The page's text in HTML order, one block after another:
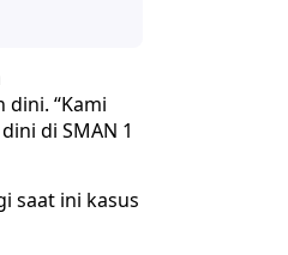
“Kami
di SMAN 1
saat ini kasus